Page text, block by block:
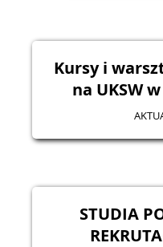
Kursy i
na UKSW
STUDIA